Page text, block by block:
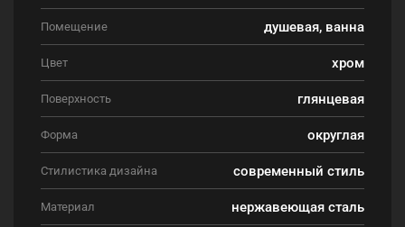
Помещение душевая, ванна
Цвет хром
Поверхность глянцевая
Форма округлая
Стилистика дизайна современный стиль
Материал нержавеющая сталь